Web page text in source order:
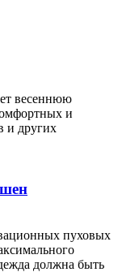
весеннюю
и
и других
пуховых
должна быть